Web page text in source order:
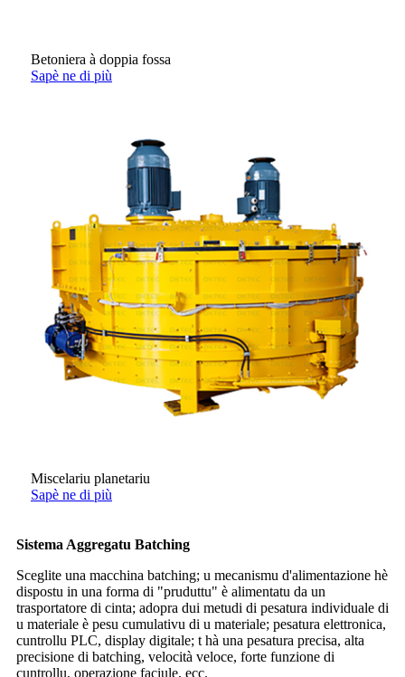
Betoniera à doppia fossa
Sapè ne di più
Miscelariu planetariu
Sapè ne di più
Sistema Aggregatu Batching
Sceglite una macchina batching; u mecanismu d'alimentazione hè
dispostu in una forma di "pruduttu" è alimentatu da un
trasportatore di cinta; adopra dui metudi di pesatura individuale di
u materiale è pesu cumulativu di u materiale; pesatura elettronica,
cuntrollu PLC, display digitale; t hà una pesatura precisa, alta
precisione di batching, velocità veloce, forte funzione di
cuntrollu, operazione faciule, ecc.